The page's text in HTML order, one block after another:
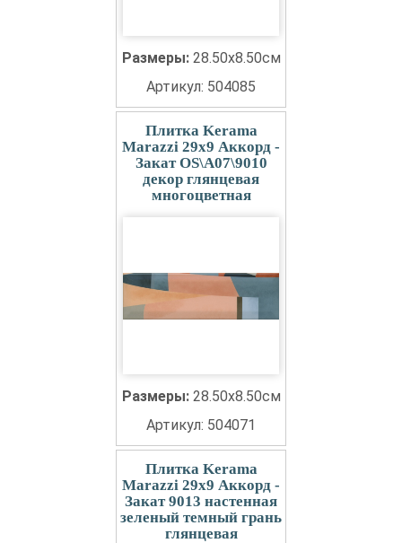
Размеры: 28.50x8.50см
Артикул: 504085
Плитка Kerama
Marazzi 29x9 Аккорд -
Закат OS\A07\9010
декор глянцевая
многоцветная
Размеры: 28.50x8.50см
Артикул: 504071
Плитка Kerama
Marazzi 29x9 Аккорд -
Закат 9013 настенная
зеленый темный грань
глянцевая